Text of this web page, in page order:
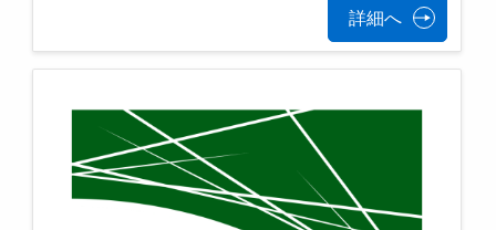
詳細へ